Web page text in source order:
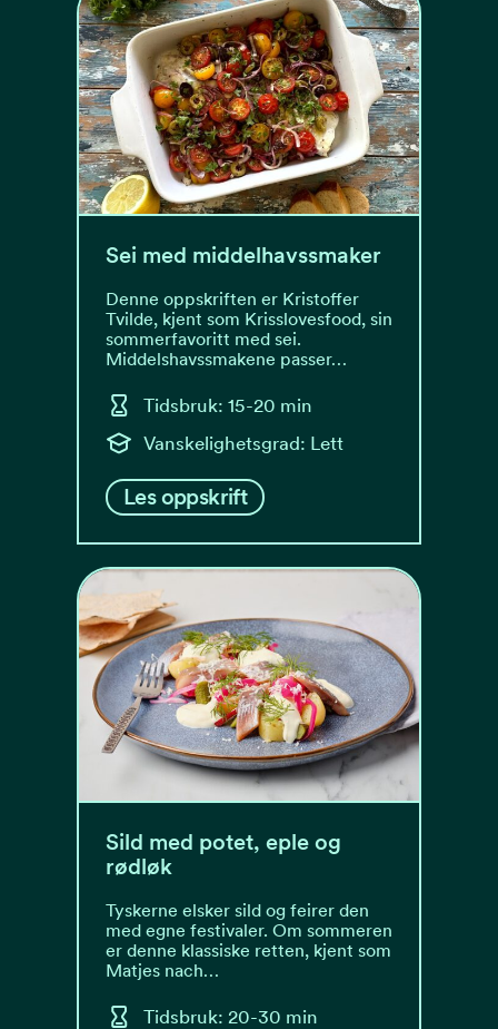
Sei med middelhavssmaker
Denne oppskriften er Kristoffer
Tvilde, kjent som Krisslovesfood, sin
sommerfavoritt med sei.
Middelshavssmakene passer…
Tidsbruk: 15-20 min
Vanskelighetsgrad: Lett
Les oppskrift
Sild med potet, eple og
rødløk
Tyskerne elsker sild og feirer den
med egne festivaler. Om sommeren
er denne klassiske retten, kjent som
Matjes nach…
Tidsbruk: 20-30 min